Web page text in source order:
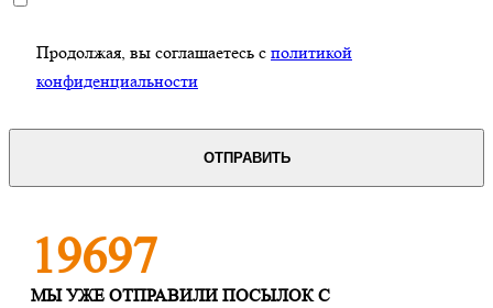
Продолжая, вы соглашаетесь с политикой
конфиденциальности
19697
МЫ УЖЕ ОТПРАВИЛИ ПОСЫЛОК С